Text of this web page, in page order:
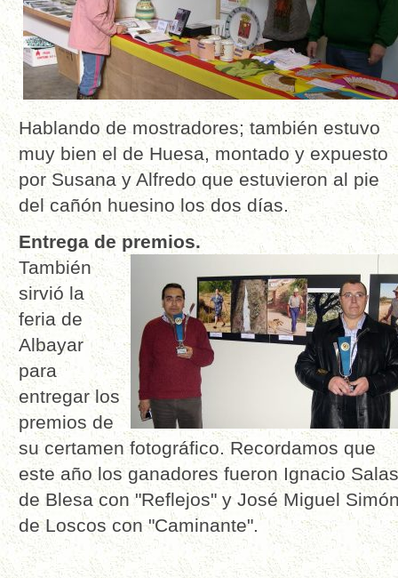
Hablando de mostradores; también estuvo
muy bien el de Huesa, montado y expuesto
por Susana y Alfredo que estuvieron al pie
del cañón huesino los dos días.
Entrega de premios.
También
sirvió la
feria de
Albayar
para
entregar los
premios de
su certamen fotográfico. Recordamos que
este año los ganadores fueron Ignacio
de Blesa con "Reflejos" y José Miguel
de Loscos con "Caminante".